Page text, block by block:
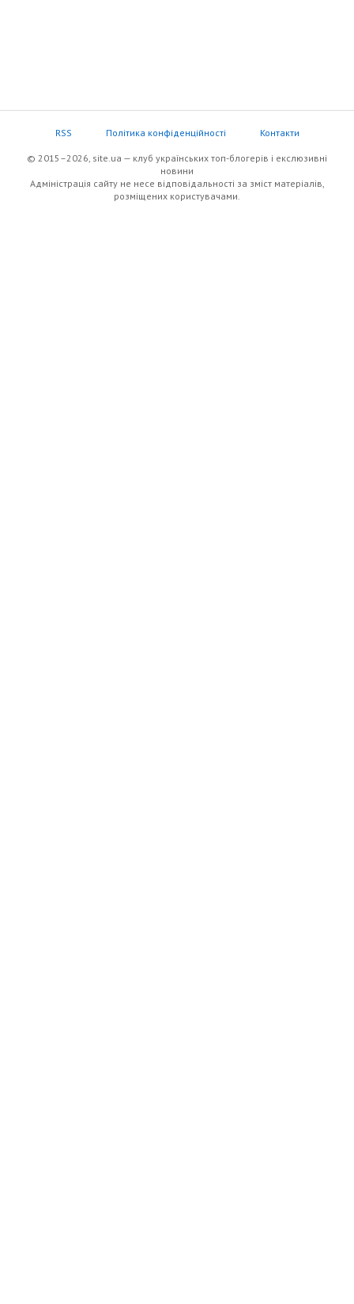
RSS Політика конфіденційності Контакти
© 2015–2026, site.ua — клуб українських топ-блогерів i екслюзивнi
новини
Адміністрація сайту не несе відповідальності за зміст матеріалів,
розміщених користувачами.